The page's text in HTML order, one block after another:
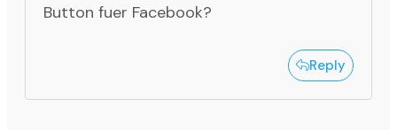
Button fuer Facebook?
Reply